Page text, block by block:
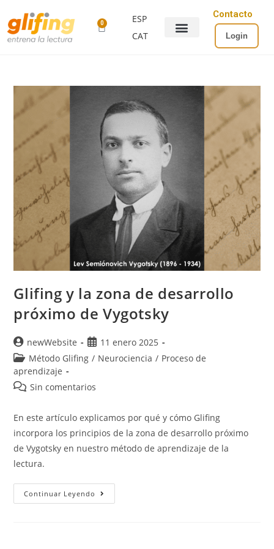
0
ESP
CAT
Contacto
Login
Glifing y la zona de desarrollo
próximo de Vygotsky
newWebsite
11 enero 2025
Método Glifing / Neurociencia / Proceso de
aprendizaje
Sin comentarios
En este artículo explicamos por qué y cómo Glifing
incorpora los principios de la zona de desarrollo próximo
de Vygotsky en nuestro método de aprendizaje de la
lectura.
Continuar Leyendo